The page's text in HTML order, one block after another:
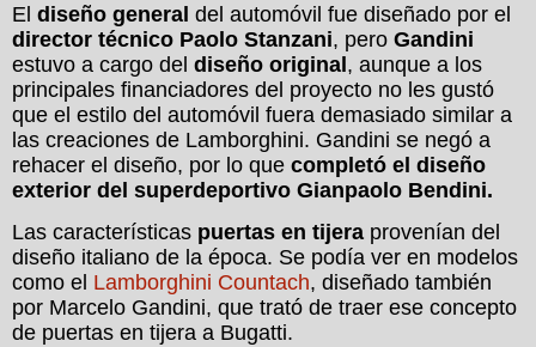
El diseño general del automóvil fue diseñado por el
director técnico Paolo Stanzani, pero Gandini
estuvo a cargo del diseño original, aunque a los
principales financiadores del proyecto no les gustó
que el estilo del automóvil fuera demasiado similar a
las creaciones de Lamborghini. Gandini se negó a
rehacer el diseño, por lo que completó el diseño
exterior del superdeportivo Gianpaolo Bendini.
Las características puertas en tijera provenían del
diseño italiano de la época. Se podía ver en modelos
como el Lamborghini Countach, diseñado también
por Marcelo Gandini, que trató de traer ese concepto
de puertas en tijera a Bugatti.